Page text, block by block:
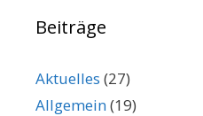
Beiträge
Aktuelles (27)
Allgemein(19)